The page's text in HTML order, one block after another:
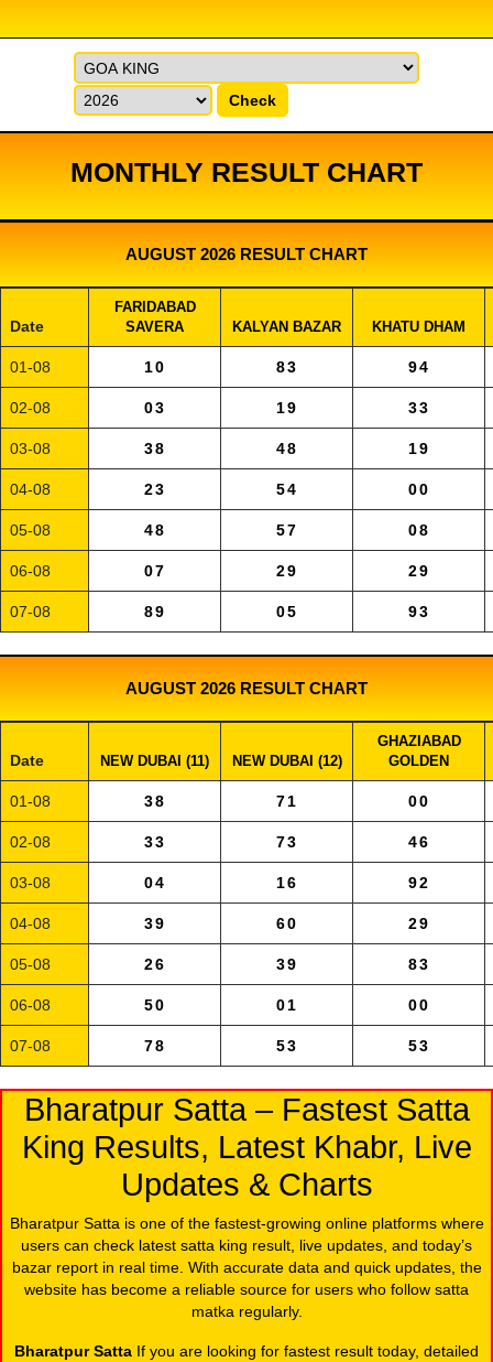
Check
MONTHLY RESULT CHART
AUGUST 2026 RESULT CHART
Date
FARIDABAD
SAVERA
KALYAN BAZAR KHATU DHAM
01-08 10 83 94
02-08 03 19 33
03-08 38 48 19
04-08 23 54 00
05-08 48 57 08
06-08 07 29 29
07-08 89 05 93
AUGUST 2026 RESULT CHART
Date NEW DUBAI (11) NEW DUBAI (12)
GHAZIABAD
GOLDEN
01-08 38 71 00
02-08 33 73 46
03-08 04 16 92
04-08 39 60 29
05-08 26 39 83
06-08 50 01 00
07-08 78 53 53
Bharatpur Satta – Fastest Satta
King Results, Latest Khabr, Live
Updates & Charts
Bharatpur Satta is one of the fastest-growing online platforms where
users can check latest satta king result, live updates, and today’s
bazar report in real time. With accurate data and quick updates, the
website has become a reliable source for users who follow satta
matka regularly.
Bharatpur Satta If you are looking for fastest result today, detailed